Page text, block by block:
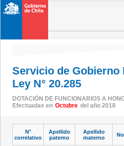
Servicio de Gobierno
Ley N° 20.285
DOTACIÓN DE FUNCIONARIOS A
Efectuadas en Octubre del año 2018
N°
correlativo
Apellido
paterno
Apellido
materno